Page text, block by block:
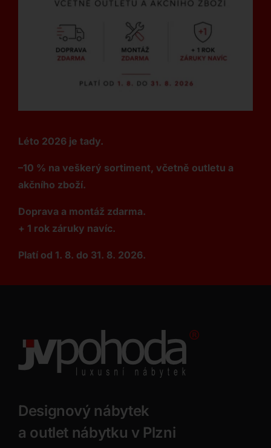
Léto 2026 je tady.
–10 % na veškerý sortiment, včetně outletu a
akčního zboží.
Doprava a montáž zdarma.
+ 1 rok záruky navíc.
Platí od 1. 8. do 31. 8. 2026.
Designový nábytek
a outlet nábytku v Plzni